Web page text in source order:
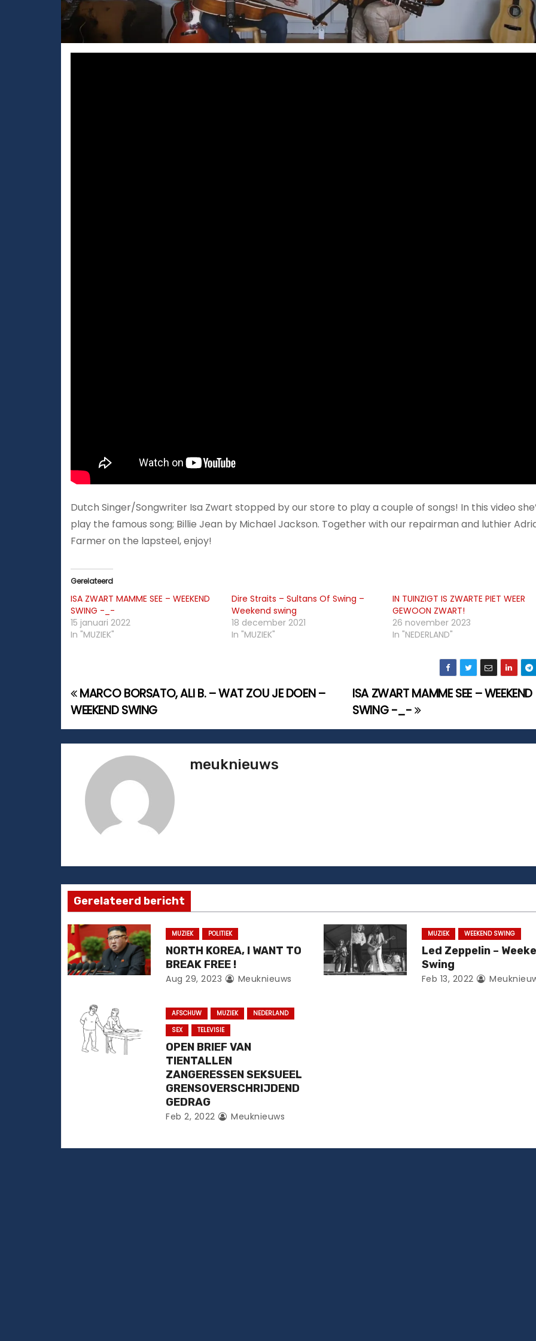
Dutch Singer/Songwriter Isa Zwart stopped by our store to play a couple of songs! In this video
play the famous song; Billie Jean by Michael Jackson. Together with our repairman and luthier
Farmer on the lapsteel, enjoy!
Gerelateerd
ISA ZWART MAMME SEE – WEEKEND
SWING -_-
15 januari 2022
In "MUZIEK"
Dire Straits – Sultans Of Swing –
Weekend swing
18 december 2021
In "MUZIEK"
IN TUINZIGT IS ZWARTE PIET WEER
GEWOON ZWART!
26 november 2023
In "NEDERLAND"
B
r
n
a
v
i
g
ISA ZWART MAMME SEE – WEEKEND
SWING -_-
MARCO BORSATO, ALI B. – WAT ZOU JE DOEN –
WEEKEND SWING
meuknieuws
Gerelateerd bericht
MUZIEK POLITIEK
NORTH KOREA, I WANT TO
BREAK FREE !
Aug 29, 2023 Meuknieuws
MUZIEK WEEKEND SWING
Led Zeppelin –
Swing
Feb 13, 2022
AFSCHUW MUZIEK
NEDERLAND
SEX
TELEVISIE
OPEN BRIEF VAN
TIENTALLEN
ZANGERESSEN SEKSUEEL
GRENSOVERSCHRIJDEND
GEDRAG
Feb 2, 2022 Meuknieuws